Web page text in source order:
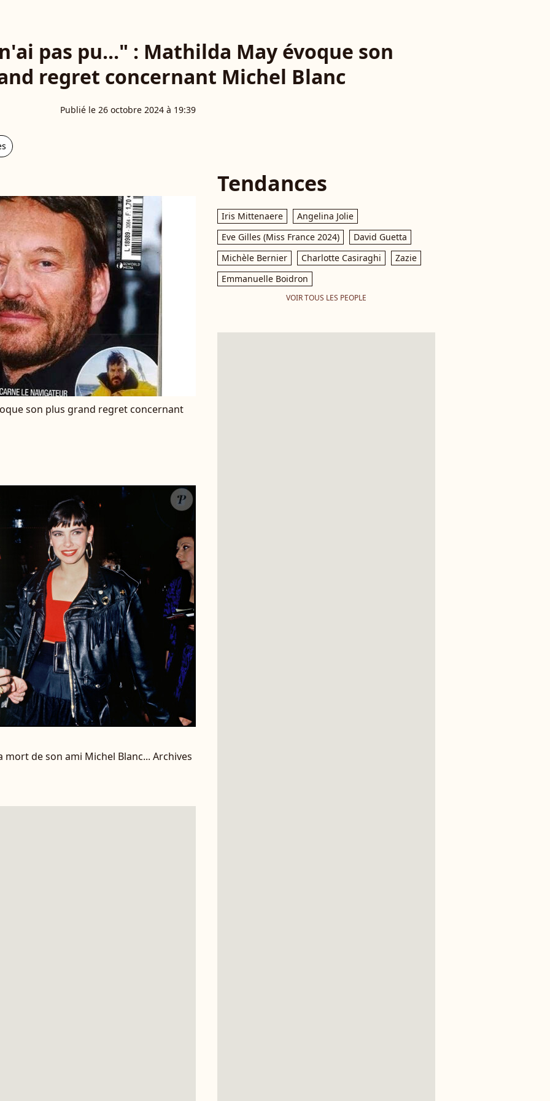
pas pu..." : Mathilda May évoque son
regret concernant Michel Blanc
Publié le 26 octobre 2024 à 19:39
son plus grand regret concernant
de son ami Michel Blanc... Archives
Tendances
Iris Mittenaere
Angelina Jolie
Eve Gilles (Miss France 2024)
David Guetta
Michèle Bernier
Charlotte Casiraghi
Zazie
Emmanuelle Boidron
VOIR TOUS LES PEOPLE